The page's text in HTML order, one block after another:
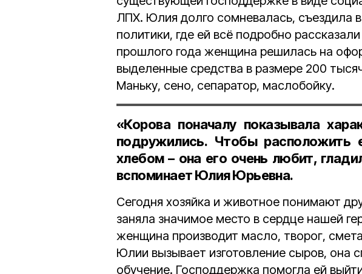
ЛПХ. Юлия долго сомневалась, съездила
политики, где ей всё подробно
прошлого года женщина решилась на
выделенные средства в размере 200
Маньку, сено, сепаратор, маслобойку.
«Корова поначалу показывала
подружились. Чтобы расположить
хлебом – она его очень любит,
вспоминает Юлия Юрьевна.
Сегодня хозяйка и животное понимают
заняла значимое место в сердце нашей
женщина производит масло, творог,
Юлии вызывает изготовление сыров, она
обучение. Господдержка помогла ей